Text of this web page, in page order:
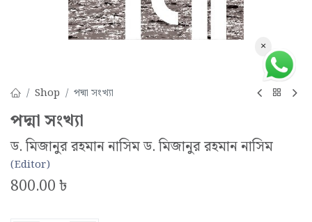
Shop পদ্মা সংখ্যা
পদ্মা সংখ্যা
ড. মিজানুর রহমান নাসিমড. মিজানুর রহমান নাসিম
(Editor)
800.00৳
×